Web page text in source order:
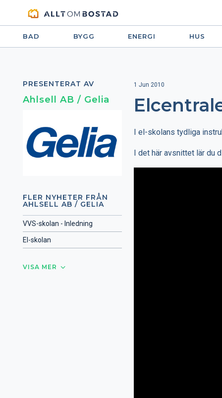
BAD BYGG ENERGI HUS
1 Jun 2010
I el-skolans tydliga
I det här avsnittet lär du
PRESENTERAT AV
Ahlsell AB / Gelia
FLER NYHETER FRÅN
AHLSELL AB / GELIA
VVS-skolan - Inledning
El-skolan
VISA MER